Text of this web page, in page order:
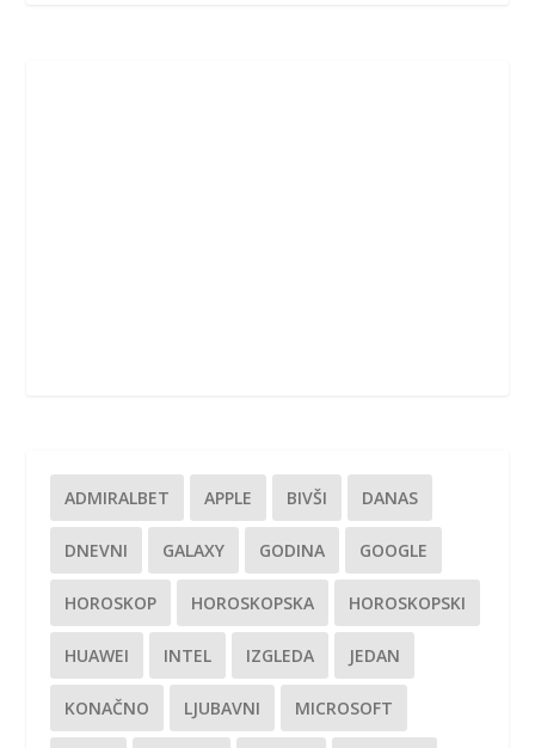
ADMIRALBET APPLE BIVŠI DANAS
DNEVNI GALAXY GODINA GOOGLE
HOROSKOP HOROSKOPSKA HOROSKOPSKI
HUAWEI INTEL IZGLEDA JEDAN
KONAČNO LJUBAVNI MICROSOFT